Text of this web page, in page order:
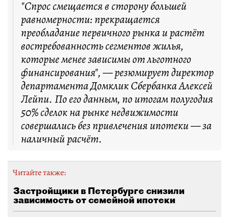
"Спрос смещается в сторону большей
равномерности: прекращается
преобладание первичного рынка и растёт
востребованность сегментов жилья,
которые менее зависимы от льготного
финансирования", — резюмирует директор
департамента Домклик Сбербанка Алексей
Лейпи. По его данным, по итогам полугодия
50% сделок на рынке недвижимости
совершались без привлечения ипотеки — за
наличный расчёт.
Читайте также:
Застройщики в Петербурге снизили
зависимость от семейной ипотеки